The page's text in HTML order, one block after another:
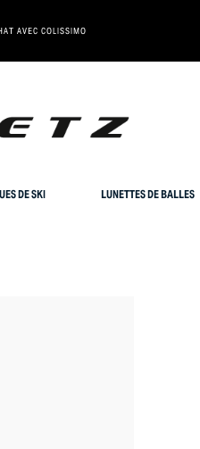
AVEC COLISSIMO
DE SKI LUNETTES DE BALLES